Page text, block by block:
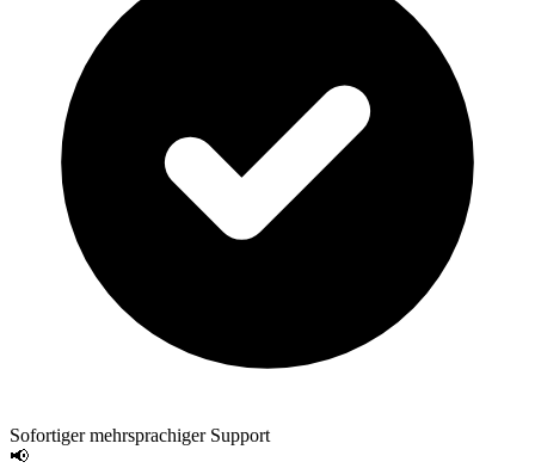
Sofortiger mehrsprachiger Support
📢